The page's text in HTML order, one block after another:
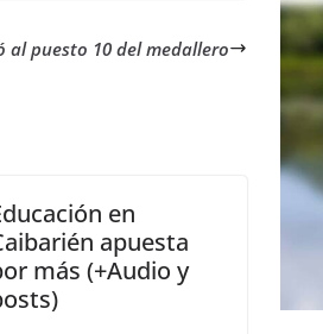
al puesto 10 del medallero
en
apuesta
más (+Audio y